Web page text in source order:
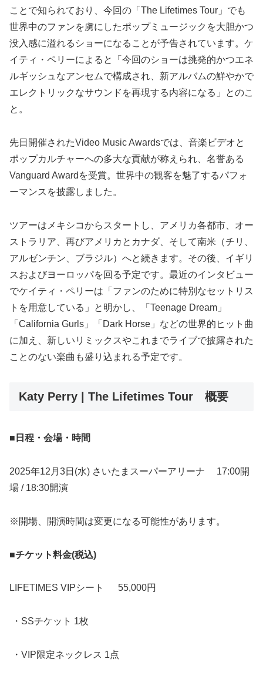
ことで知られており、今回の「The Lifetimes Tour」でも
世界中のファンを虜にしたポップミュージックを大胆かつ
没入感に溢れるショーになることが予告されています。ケ
イティ・ペリーによると「今回のショーは挑発的かつエネ
ルギッシュなアンセムで構成され、新アルバムの鮮やかで
エレクトリックなサウンドを再現する内容になる」とのこ
と。
先日開催されたVideo Music Awardsでは、音楽ビデオと
ポップカルチャーへの多大な貢献が称えられ、名誉ある
Vanguard Awardを受賞。世界中の観客を魅了するパフォ
ーマンスを披露しました。
ツアーはメキシコからスタートし、アメリカ各都市、オー
ストラリア、再びアメリカとカナダ、そして南米（チリ、
アルゼンチン、ブラジル）へと続きます。その後、イギリ
スおよびヨーロッパを回る予定です。最近のインタビュー
でケイティ・ペリーは「ファンのために特別なセットリス
トを用意している」と明かし、「Teenage Dream」
「California Gurls」「Dark Horse」などの世界的ヒット曲
に加え、新しいリミックスやこれまでライブで披露された
ことのない楽曲も盛り込まれる予定です。
Katy Perry | The Lifetimes Tour 概要
■日程・会場・時間
2025年12月3日(水) さいたまスーパーアリーナ 17:00開
場 / 18:30開演
※開場、開演時間は変更になる可能性があります。
■チケット料金(税込)
LIFETIMES VIPシート 55,000円
・SSチケット 1枚
・VIP限定ネックレス 1点